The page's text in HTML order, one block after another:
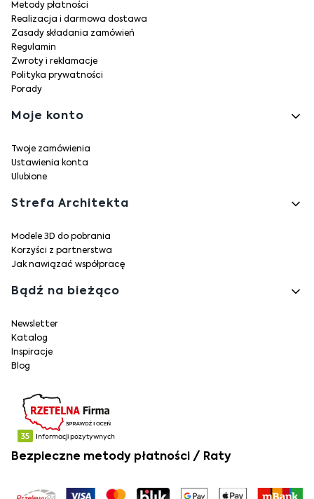
Metody płatności
Realizacja i darmowa dostawa
Zasady składania zamówień
Regulamin
Zwroty i reklamacje
Polityka prywatności
Porady
Moje konto
Twoje zamówienia
Ustawienia konta
Ulubione
Strefa Architekta
Modele 3D do pobrania
Korzyści z partnerstwa
Jak nawiązać współpracę
Bądź na bieżąco
Newsletter
Katalog
Inspiracje
Blog
Bezpieczne metody płatności / Raty